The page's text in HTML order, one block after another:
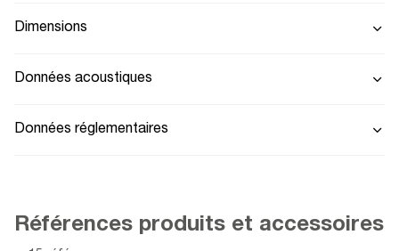
Dimensions
Données acoustiques
Données réglementaires
Références produits et accessoires